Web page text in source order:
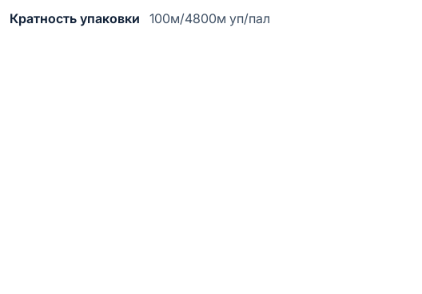
Кратность упаковки
100м/4800м уп/пал